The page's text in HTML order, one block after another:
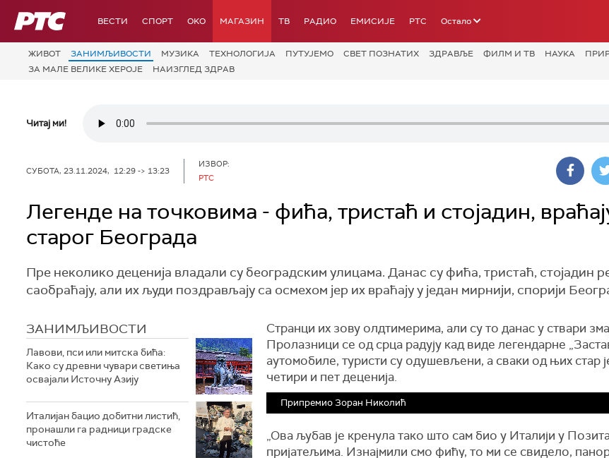
РТС ВЕСТИ СПОРТ OKO МАГАЗИН ТВ РАДИО ЕМИСИЈЕ РТС Остало
ЖИВОТ ЗАНИМЉИВОСТИ МУЗИКА ТЕХНОЛОГИЈA ПУТУЈЕМО СВЕТ ПОЗНАТИХ ЗДРАВЉЕ ФИЛМ И ТВ НАУКА
ЗА МАЛЕ ВЕЛИКЕ ХЕРОЈЕ
НАИЗГЛЕД ЗДРАВ
Читај ми!
СУБОТА, 23.11.2024, 12:29 -> 13:23
ИЗВОР:
РТС
Легенде на точковима - фића, тристаћ и стојадин,
старог Београда
Пре неколико деценија владали су београдским улицама. Данас су фића, тристаћ, стојадин
саобраћају, али их људи поздрављају са осмехом јер их враћају у један мирнији, спорији
ЗАНИМЉИВОСТИ
Лавови, пси или митска бића:
Како су древни чувари светиња
освајали Источну Азију
Италијан бацио добитни листић,
пронашли га радници градске
чистоће
Странци их зову олдтимерима, али су то данас у ствари
Пролазници се од срца радују кад виде легендарне „З
аутомобиле, туристи су одушевљени, а сваки од њих стар
четири и пет деценија.
Припремио Зоран Николић
„Ова љубав је кренула тако што сам био у Италији у Поз
пријатељима. Изнајмили смо фићу, то ми се свидело,